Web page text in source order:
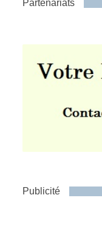
Partenariats
Publicité